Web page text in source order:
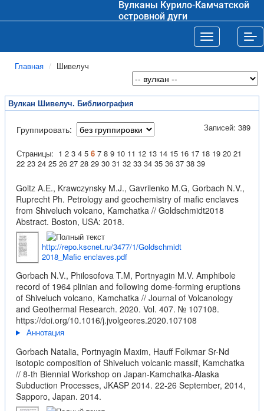
Вулканы Курило-Камчатской
островной дуги
Toggle
Главная Шивелуч
Вулкан Шивелуч. Библиография
Группировать: Записей: 389
Страницы: 1 2 3 4 5 6 7 8 9 10 11 12 13 14 15 16 17 18 19 20 21
22 23 24 25 26 27 28 29 30 31 32 33 34 35 36 37 38 39
Goltz A.E., Krawczynsky M.J., Gavrilenko M.G, Gorbach N.V.,
Ruprecht Ph. Petrology and geochemistry of mafic enclaves
from Shiveluch volcano, Kamchatka // Goldschmidt2018
Abstract. Boston, USA: 2018.
http://repo.kscnet.ru/3477/1/Goldschmidt
2018_Mafic enclaves.pdf
Gorbach N.V., Philosofova T.M, Portnyagin M.V. Amphibole
record of 1964 plinian and following dome-forming eruptions
of Shiveluch volcano, Kamchatka // Journal of Volcanology
and Geothermal Research. 2020. Vol. 407. № 107108.
https://doi.org/10.1016/j.jvolgeores.2020.107108
Аннотация
Gorbach Natalia, Portnyagin Maxim, Hauff Folkmar Sr-Nd
isotopic composition of Shiveluch volcanic massif, Kamchatka
// 8-th Biennial Workshop on Japan-Kamchatka-Alaska
Subduction Processes, JKASP 2014. 22-26 September, 2014,
Sapporo, Japan. 2014.